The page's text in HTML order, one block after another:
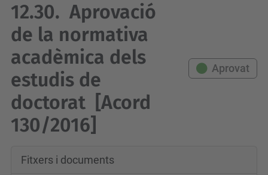
12.30. Aprovació
de la normativa
acadèmica dels
estudis de
doctorat [Acord
130/2016]
Aprovat
Fitxers i documents